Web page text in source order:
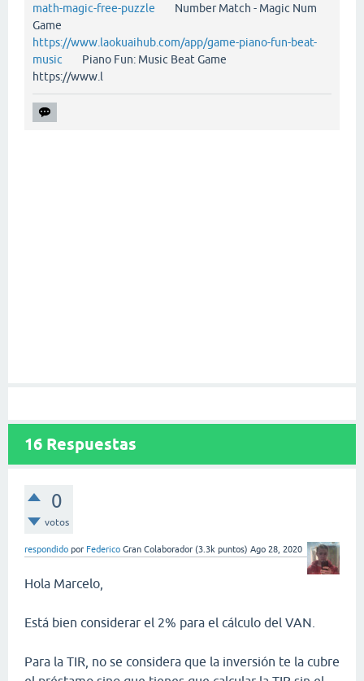
math-magic-free-puzzle Number Match - Magic Num
Game
https://www.laokuaihub.com/app/game-piano-fun-beat-
music Piano Fun: Music Beat Game
https://www.l
16 Respuestas
0
votos
respondido por Federico Gran Colaborador (3.3k puntos) Ago 28, 2020
Hola Marcelo,
Está bien considerar el 2% para el cálculo del VAN.
Para la TIR, no se considera que la inversión te la cubre